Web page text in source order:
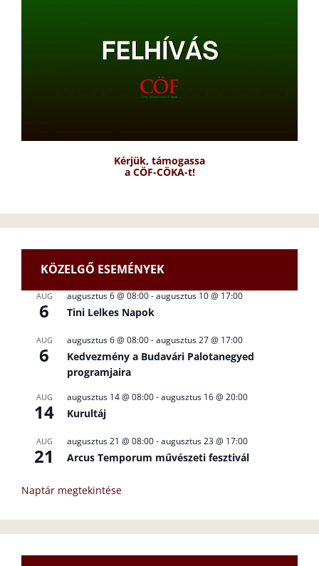
Kérjük, támogassa
a CÖF-CÖKA-t!
KÖZELGŐ ESEMÉNYEK
AUG
6
augusztus 6 @ 08:00-augusztus 10 @ 17:00
Tini Lelkes Napok
AUG
6
augusztus 6 @ 08:00-augusztus 27 @ 17:00
Kedvezmény a Budavári Palotanegyed
programjaira
AUG
14
augusztus 14 @ 08:00-augusztus 16 @ 20:00
Kurultáj
AUG
21
augusztus 21 @ 08:00-augusztus 23 @ 17:00
Arcus Temporum művészeti fesztivál
Naptár megtekintése